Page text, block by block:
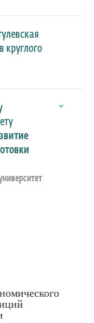
круглого